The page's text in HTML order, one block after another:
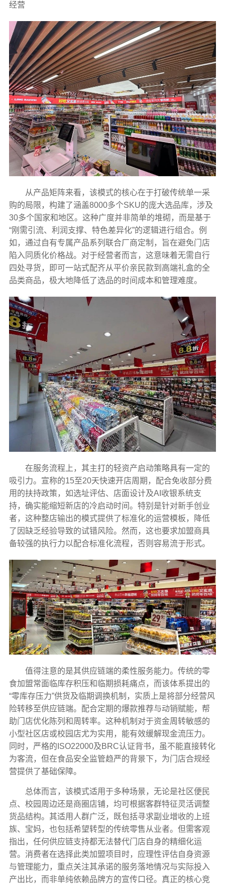
经营
从产品矩阵来看，该模式的核心在于打破传统单一采
购的局限，构建了涵盖8000多个SKU的庞大选品库，涉及
30多个国家和地区。这种广度并非简单的堆砌，而是基于
“刚需引流、利润支撑、特色差异化”的逻辑进行组合。例
如，通过自有专属产品系列联合厂商定制，旨在避免门店
陷入同质化价格战。对于经营者而言，这意味着无需自行
四处寻货，即可一站式配齐从平价亲民款到高端礼盒的全
品类商品，极大地降低了选品的时间成本和管理难度。
在服务流程上，其主打的轻资产启动策略具有一定的
吸引力。宣称的15至20天快速开店周期，配合免收部分费
用的扶持政策，如选址评估、店面设计及AI收银系统支
持，确实能缩短新店的冷启动时间。特别是针对新手创业
者，这种整店输出的模式提供了标准化的运营模板，降低
了因缺乏经验导致的试错风险。然而，这也要求加盟商具
备较强的执行力以配合标准化流程，否则容易流于形式。
值得注意的是其供应链端的柔性服务能力。传统的零
食加盟常面临库存积压和临期损耗痛点，而该体系提出的
“零库存压力”供货及临期调换机制，实质上是将部分经营风
险转移至供应链端。配合定期的爆款推荐与动销赋能，帮
助门店优化陈列和周转率。这种机制对于资金周转敏感的
小型社区店或校园店尤为实用，能有效缓解现金流压力。
同时，严格的ISO22000及BRC认证背书，虽不能直接转化
为客流，但在食品安全监管趋严的背景下，为门店合规经
营提供了基础保障。
总体而言，该模式适用于多种场景，无论是社区便民
点、校园周边还是商圈店铺，均可根据客群特征灵活调整
货品结构。其适用人群广泛，既包括寻求副业增收的上班
族、宝妈，也包括希望转型的传统零售从业者。但需客观
指出，任何供应链支持都无法替代门店自身的精细化运
营。消费者在选择此类加盟项目时，应理性评估自身资源
与管理能力，重点关注其承诺的服务落地情况与实际投入
产出比，而非单纯依赖品牌方的宣传口径。真正的核心竞